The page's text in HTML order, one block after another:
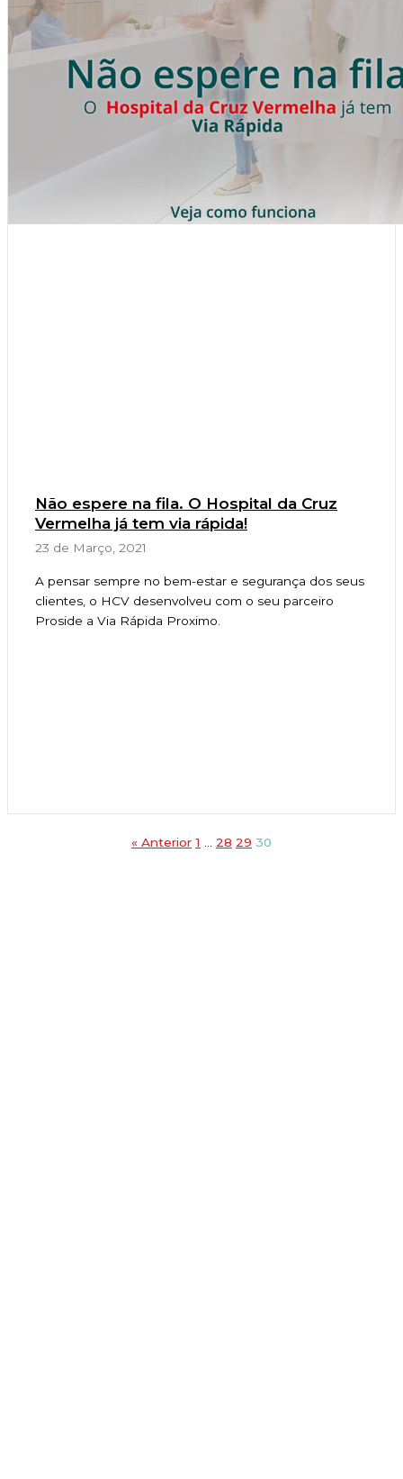
Não espere na fila. O Hospital da Cruz
Vermelha já tem via rápida!
23 de Março, 2021
A pensar sempre no bem-estar e segurança dos seus
clientes, o HCV desenvolveu com o seu parceiro
Proside a Via Rápida Proximo.
« Anterior 1 28 29 30